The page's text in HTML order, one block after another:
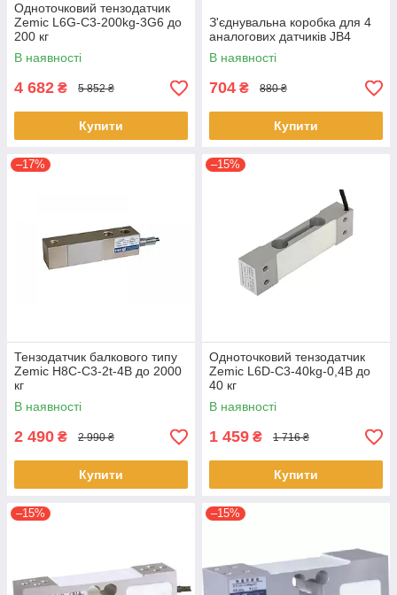
Одноточковий тензодатчик
Zemic L6G-C3-200kg-3G6 до
200 кг
В наявності
4 682 ₴ 5 852 ₴
Купити
З'єднувальна коробка для 4
аналогових датчиків JB4
В наявності
704 ₴ 880 ₴
Купити
–17%
Тензодатчик балкового типу
Zemic H8C-C3-2t-4B до 2000
кг
В наявності
2 490 ₴ 2 990 ₴
Купити
–15%
Одноточковий тензодатчик
Zemic L6D-C3-40kg-0,4B до
40 кг
В наявності
1 459 ₴ 1 716 ₴
Купити
–15% –15%